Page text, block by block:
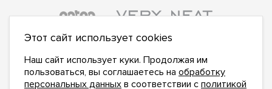
Этот сайт использует cookies
Наш сайт использует куки. Продолжая им
пользоваться, вы соглашаетесь на обработку
персональных данных в соответствии с политикой